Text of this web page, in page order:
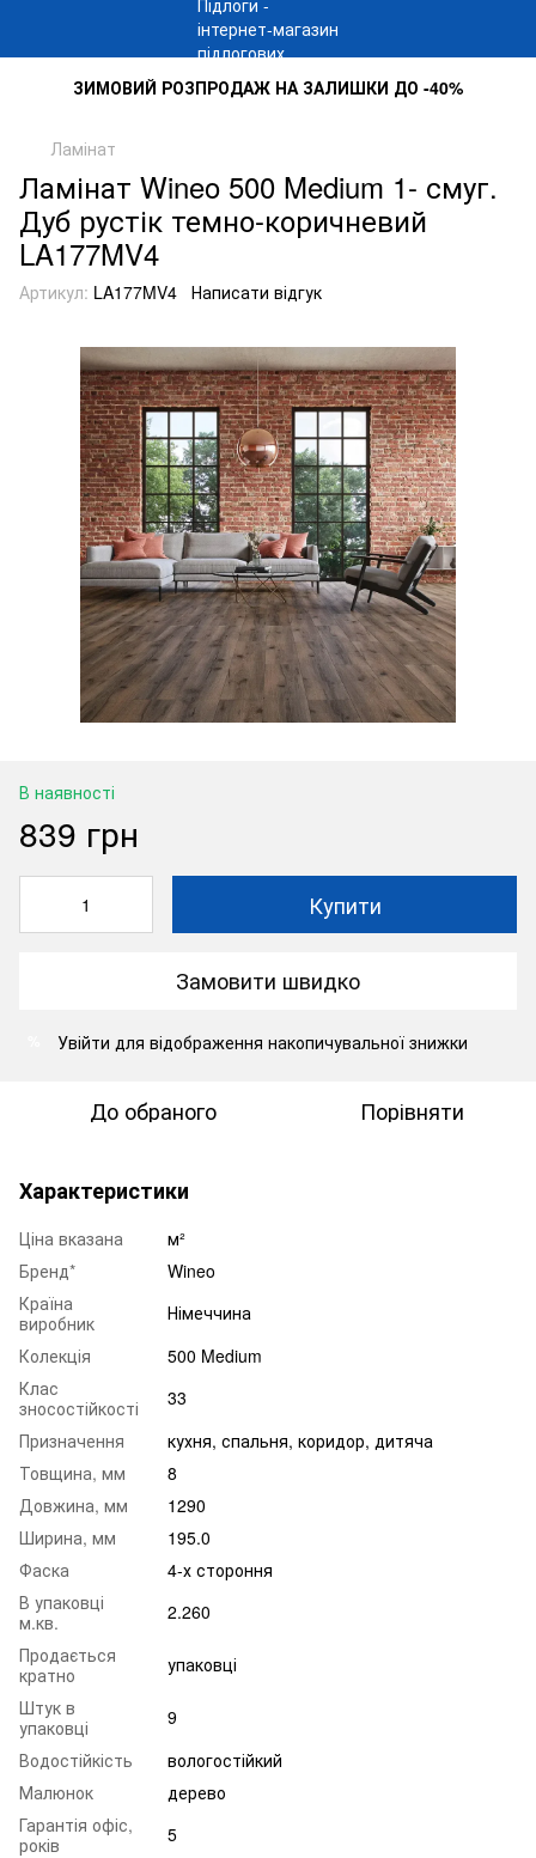
ЗИМОВИЙ РОЗПРОДАЖ НА ЗАЛИШКИ ДО -40%
Ламінат
Ламінат Wineo 500 Medium 1- смуг.
Дуб рустік темно-коричневий
LA177MV4
Артикул: LA177MV4 Написати відгук
В наявності
839 грн
Купити
Замовити швидко
Увійти для відображення накопичувальної знижки
До обраного Порівняти
Характеристики
Ціна вказана
м²
Бренд*
Wineo
Країна
виробник
Німеччина
Колекція
500 Medium
Клас
зносостійкості
33
Призначення
кухня, спальня, коридор, дитяча
Товщина, мм
8
Довжина, мм
1290
Ширина, мм
195.0
Фаска
4-х стороння
В упаковці
м.кв.
2.260
Продається
кратно
упаковці
Штук в
упаковці
9
Водостійкість
вологостійкий
Малюнок
дерево
Гарантія офіс,
років
5